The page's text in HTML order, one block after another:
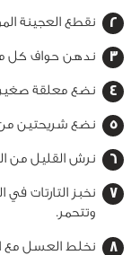
نقطع العجينة
ندهن حواف كل
نضع معلقة
نضع شريحتين من
نرش القليل من
وتتحمر.
نخلط العسل مع